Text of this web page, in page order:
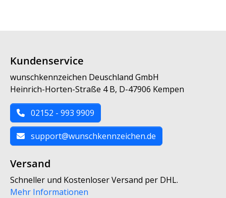
Kundenservice
wunschkennzeichen Deuschland GmbH
Heinrich-Horten-Straße 4 B, D-47906 Kempen
02152 - 993 9909
support@wunschkennzeichen.de
Versand
Schneller und Kostenloser Versand per DHL.
Mehr Informationen